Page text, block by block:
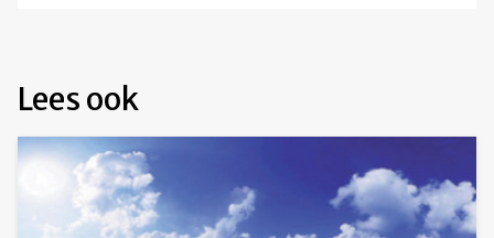
Lees ook